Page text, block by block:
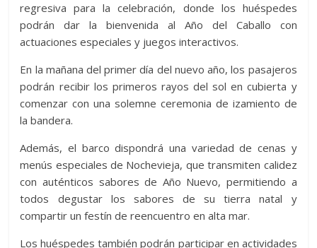
regresiva para la celebración, donde los huéspedes
podrán dar la bienvenida al Año del Caballo con
actuaciones especiales y juegos interactivos.
En la mañana del primer día del nuevo año, los pasajeros
podrán recibir los primeros rayos del sol en cubierta y
comenzar con una solemne ceremonia de izamiento de
la bandera.
Además, el barco dispondrá una variedad de cenas y
menús especiales de Nochevieja, que transmiten calidez
con auténticos sabores de Año Nuevo, permitiendo a
todos degustar los sabores de su tierra natal y
compartir un festín de reencuentro en alta mar.
Los huéspedes también podrán participar en actividades